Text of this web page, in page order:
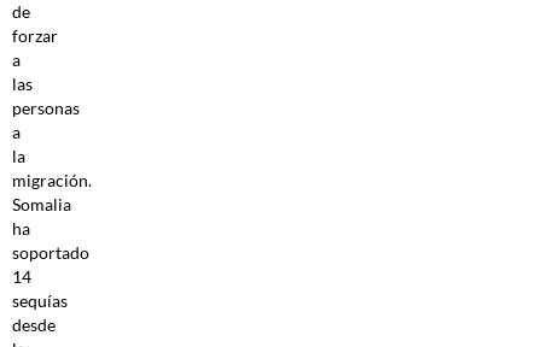
de
forzar
a
las
personas
a
la
migración.
Somalia
ha
soportado
14
sequías
desde